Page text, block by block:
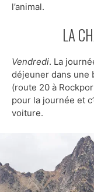
l’animal.
LA
Vendredi. La
déjeuner dans une
(route 20 à
pour la journée et
voiture.